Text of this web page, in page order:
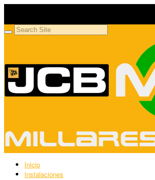
Inicio
Instalaciones